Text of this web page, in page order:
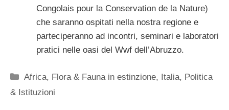
Congolais pour la Conservation de la Nature)
che saranno ospitati nella nostra regione e
parteciperanno ad incontri, seminari e laboratori
pratici nelle oasi del Wwf dell’Abruzzo.
Categorie
Africa, Flora & Fauna in estinzione, Italia, Politica
& Istituzioni